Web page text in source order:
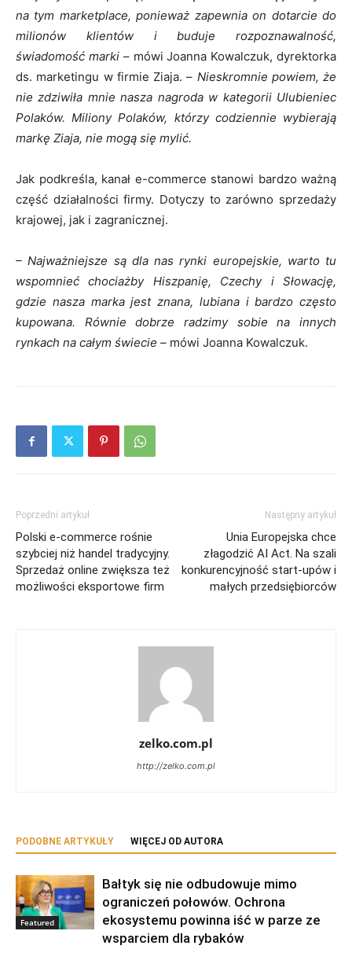
na tym marketplace, ponieważ zapewnia on dotarcie do
milionów klientów i buduje rozpoznawalność,
świadomość marki– mówi Joanna Kowalczuk, dyrektorka
ds. marketingu w firmie Ziaja. – Nieskromnie powiem, że
nie zdziwiła mnie nasza nagroda w kategorii Ulubieniec
Polaków. Miliony Polaków, którzy codziennie wybierają
markę Ziaja, nie mogą się mylić.
Jak podkreśla, kanał e-commerce stanowi bardzo ważną
część działalności firmy. Dotyczy to zarówno sprzedaży
krajowej, jak i zagranicznej.
– Najważniejsze są dla nas rynki europejskie, warto tu
wspomnieć chociażby Hiszpanię, Czechy i Słowację,
gdzie nasza marka jest znana, lubiana i bardzo często
kupowana. Równie dobrze radzimy sobie na innych
rynkach na całym świecie – mówi Joanna Kowalczuk.
Poprzedni artykuł
Polski e-commerce rośnie
szybciej niż handel tradycyjny.
Sprzedaż online zwiększa też
możliwości eksportowe firm
Następny artykuł
Unia Europejska chce
złagodzić AI Act. Na szali
konkurencyjność start-upów i
małych przedsiębiorców
zelko.com.pl
http://zelko.com.pl
PODOBNE ARTYKUŁY WIĘCEJ OD AUTORA
Featured
Bałtyk się nie odbudowuje mimo
ograniczeń połowów. Ochrona
ekosystemu powinna iść w parze ze
wsparciem dla rybaków